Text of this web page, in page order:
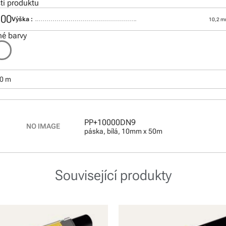
produktu
Výška : 10,2
barvy
m
PP+10000DN9
páska, bílá, 10mm x 50m
Související produkty